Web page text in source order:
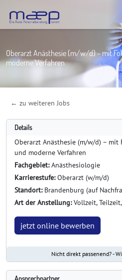
Oberarzt Anästhesie (m/w/d) – mit
moderne Verfahren
← zu weiteren Jobs
Details
Oberarzt Anästhesie (m/w/d) – mit
und moderne Verfahren
Fachgebiet:Anästhesiologie
Karrierestufe:Oberarzt (w/m/d)
Standort:Brandenburg (auf
Art der Anstellung:Vollzeit,
jetzt online bewerben
Nicht direkt passenend? -
Ansprechpartner